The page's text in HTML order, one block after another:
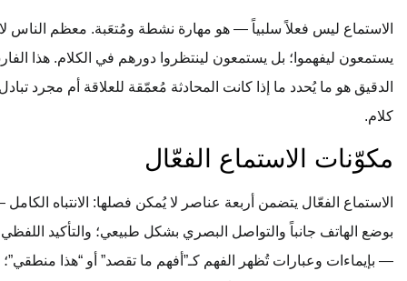
الاستماع ليس فعلاً سلبياً — هو مهارة نشطة ومُتعَبة. معظم الناس لا
يستمعون ليفهموا؛ بل يستمعون لينتظروا دورهم في الكلام. هذا الفارق
الدقيق هو ما يُحدد ما إذا كانت المحادثة مُعمّقة للعلاقة أم مجرد تبادل
كلام.
مكوّنات الاستماع الفعّال
الاستماع الفعّال يتضمن أربعة عناصر لا يُمكن فصلها: الانتباه الكامل —
بوضع الهاتف جانباً والتواصل البصري بشكل طبيعي؛ والتأكيد اللفظي
— بإيماءات وعبارات تُظهر الفهم كـ”أفهم ما تقصد” أو “هذا منطقي”؛